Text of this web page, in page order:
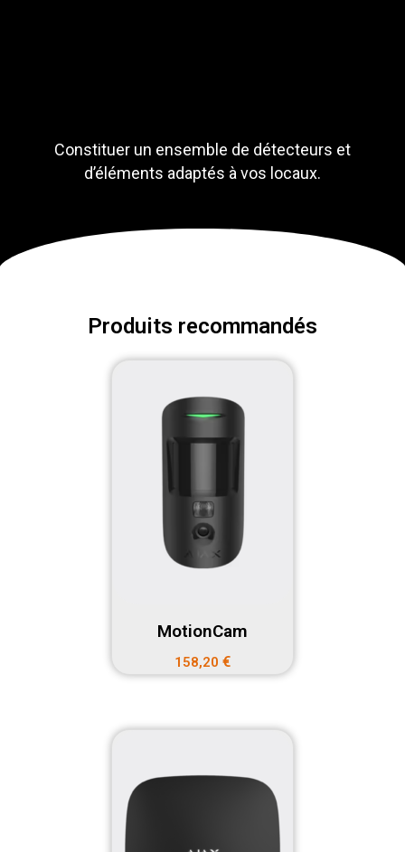
Constituer un ensemble de détecteurs et
d’éléments adaptés à vos locaux.
Produits recommandés
MotionCam
158,20 €